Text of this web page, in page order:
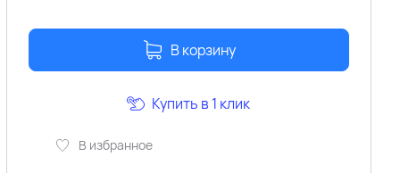
В корзину
В избранное
Купить в 1 клик